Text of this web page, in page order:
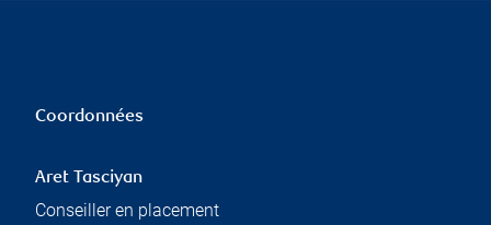
Coordonnées
Aret Tasciyan
Conseiller en placement